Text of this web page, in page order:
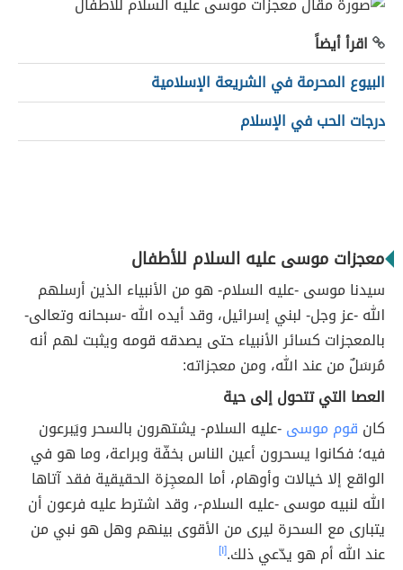
اقرأ أيضاً
البيوع المحرمة في الشريعة الإسلامية
درجات الحب في الإسلام
معجزات موسى عليه السلام للأطفال
سيدنا موسى -عليه السلام- هو من الأنبياء الذين أرسلهم
الله -عز وجل- لبني إسرائيل، وقد أيده الله -سبحانه وتعالى-
بالمعجزات كسائر الأنبياء حتى يصدقه قومه ويثبت لهم أنه
مُرسَلٌ من عند الله، ومن معجزاته:
العصا التي تتحول إلى حية
كان قوم موسى-عليه السلام- يشتهرون بالسحر ويَبرعون
فيه؛ فكانوا يسحرون أعين الناس بخفّة وبراعة، وما هو في
الواقع إلا خيالات وأوهام، أما المعجِزة الحقيقية فقد آتاها
الله لنبيه موسى -عليه السلام-، وقد اشترط عليه فرعون أن
يتبارى مع السحرة ليرى من الأقوى بينهم وهل هو نبي من
عند الله أم هو يدّعي ذلك.[١]